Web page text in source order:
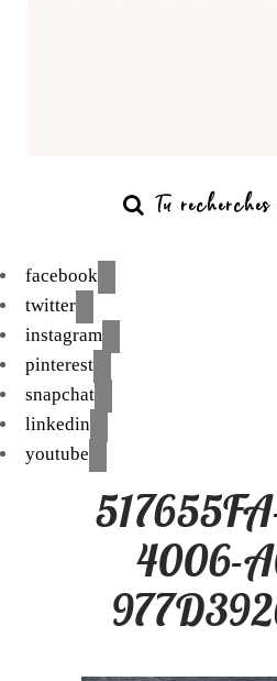
facebook
twitter
instagram
pinterest
snapchat
linkedin
youtube
4006-